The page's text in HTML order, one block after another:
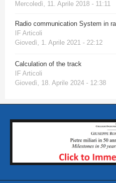
Mercoledì, 11. Aprile 2018 - 11:11
Radio communication System in
IF Articoli
Giovedì, 1. Aprile 2021 - 22:12
Calculation of the track
IF Articoli
Giovedì, 18. Aprile 2024 - 12:38